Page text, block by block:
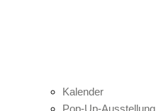
Kalender